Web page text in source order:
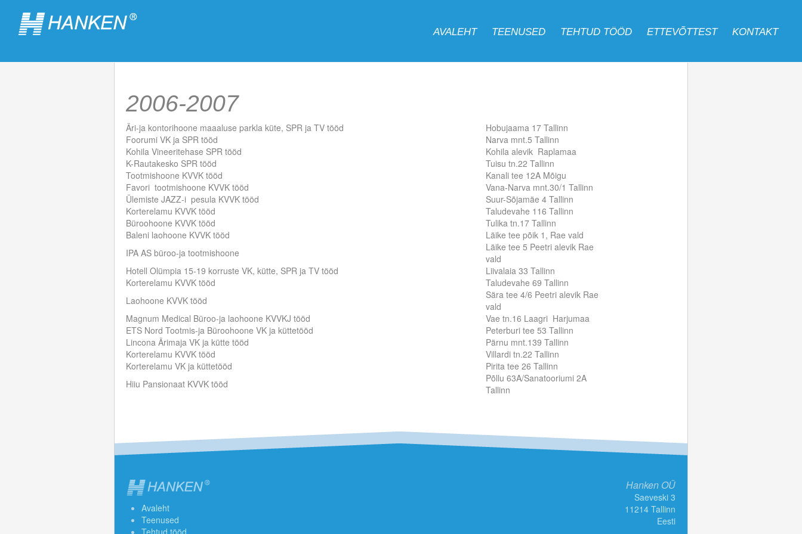
AVALEHT TEENUSED TEHTUD TÖÖD ETTEVÕTTEST KONTAKT
2006-2007
Äri-ja kontorihoone maaaluse parkla küte, SPR ja TV tööd
Hobujaama 17 Tallinn
Foorumi VK ja SPR tööd
Narva mnt.5 Tallinn
Kohila Vineeritehase SPR tööd
Kohila alevik Raplamaa
K-Rautakesko SPR tööd
Tuisu tn.22 Tallinn
Tootmishoone KVVK tööd
Kanali tee 12A Mõigu
Favori tootmishoone KVVK tööd
Vana-Narva mnt.30/1 Tallinn
Ülemiste JAZZ-i pesula KVVK tööd
Suur-Sõjamäe 4 Tallinn
Korterelamu KVVK tööd
Taludevahe 116 Tallinn
Büroohoone KVVK tööd
Tulika tn.17 Tallinn
Baleni laohoone KVVK tööd
Läike tee põik 1, Rae vald
IPA AS büroo-ja tootmishoone
Läike tee 5 Peetri alevik Rae
vald
Hotell Olümpia 15-19 korruste VK, kütte, SPR ja TV tööd
Liivalaia 33 Tallinn
Korterelamu KVVK tööd
Taludevahe 69 Tallinn
Laohoone KVVK tööd
Sära tee 4/6 Peetri alevik Rae
vald
Magnum Medical Büroo-ja laohoone KVVKJ tööd
Vae tn.16 Laagri Harjumaa
ETS Nord Tootmis-ja Büroohoone VK ja küttetööd
Peterburi tee 53 Tallinn
Lincona Ärimaja VK ja kütte tööd
Pärnu mnt.139 Tallinn
Korterelamu KVVK tööd
Villardi tn.22 Tallinn
Korterelamu VK ja küttetööd
Pirita tee 26 Tallinn
Hiiu Pansionaat KVVK tööd
Põllu 63A/Sanatooriumi 2A
Tallinn
Avaleht
Teenused
Tehtud tööd
Hanken OÜ
Saeveski 3
11214 Tallinn
Eesti